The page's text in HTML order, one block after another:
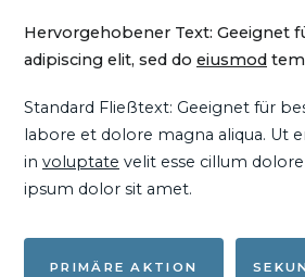
Hervorgehobener Text: Geeignet
adipiscing elit, sed do eiusmod
Standard Fließtext: Geeignet für
labore et dolore magna aliqua. Ut
in voluptate velit esse cillum
ipsum dolor sit amet.
PRIMÄRE AKTION